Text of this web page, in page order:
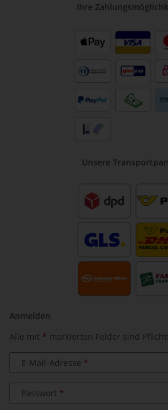
Ihre
Unsere
Anmelden
Alle mit * markierten Felder sind
E-Mail-Adresse
Passwort